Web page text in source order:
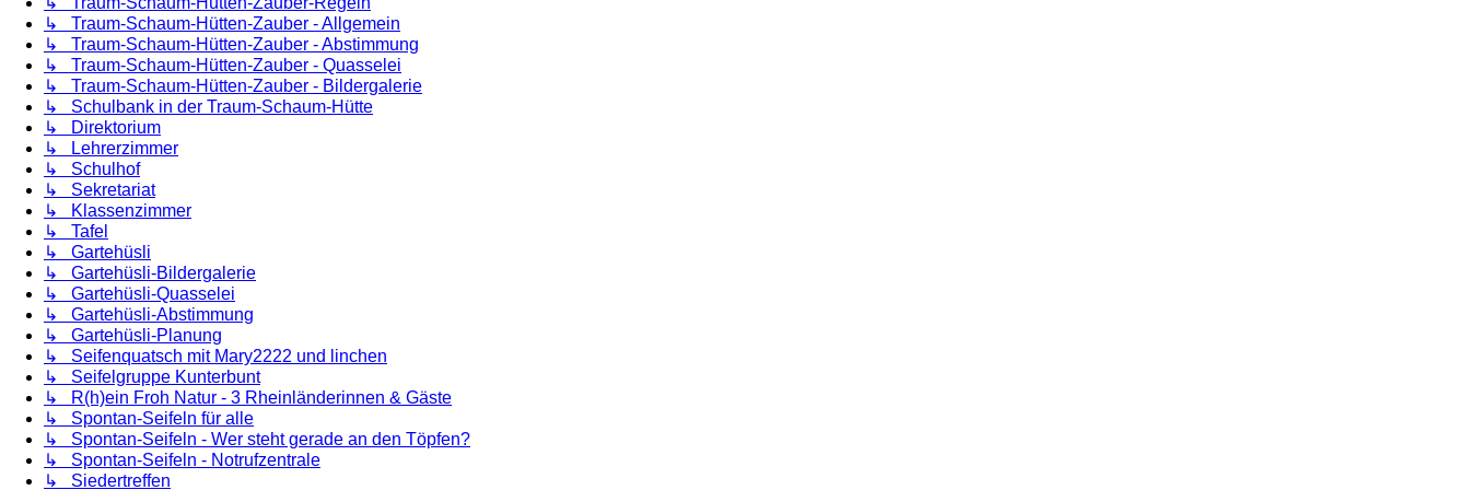
↳ Traum-Schaum-Hütten-Zauber - Allgemein
↳ Traum-Schaum-Hütten-Zauber - Abstimmung
↳ Traum-Schaum-Hütten-Zauber - Quasselei
↳ Traum-Schaum-Hütten-Zauber - Bildergalerie
↳ Schulbank in der Traum-Schaum-Hütte
↳ Direktorium
↳ Lehrerzimmer
↳ Schulhof
↳ Sekretariat
↳ Klassenzimmer
↳ Tafel
↳ Gartehüsli
↳ Gartehüsli-Bildergalerie
↳ Gartehüsli-Quasselei
↳ Gartehüsli-Abstimmung
↳ Gartehüsli-Planung
↳ Seifenquatsch mit Mary2222 und linchen
↳ Seifelgruppe Kunterbunt
↳ R(h)ein Froh Natur - 3 Rheinländerinnen & Gäste
↳ Spontan-Seifeln für alle
↳ Spontan-Seifeln - Wer steht gerade an den Töpfen?
↳ Spontan-Seifeln - Notrufzentrale
↳ Siedertreffen